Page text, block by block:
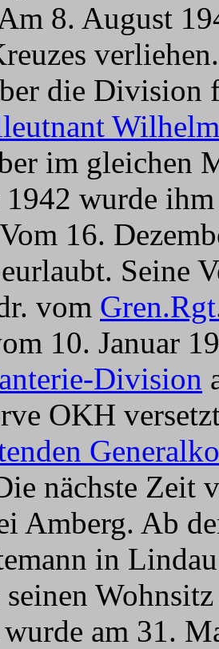
8. August
die Division
im gleichen
wurde
16.
Seine
vom
10. Januar
Division
OKH
nächste Zeit
Amberg. Ab
in
wurde am 31.